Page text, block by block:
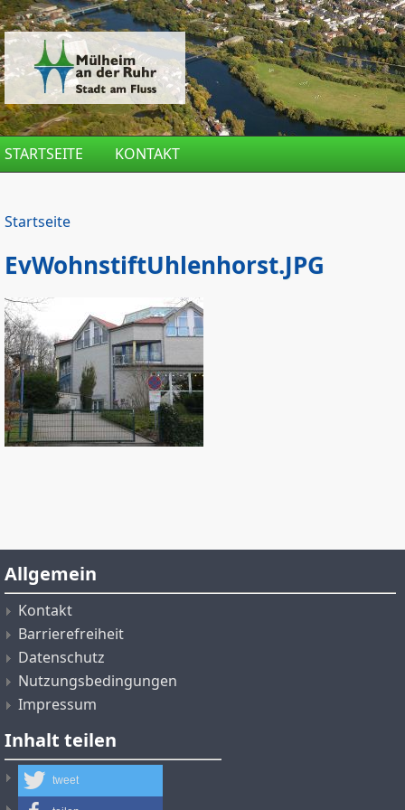
Direkt zum Inhalt
STARTSEITE KONTAKT
Startseite
EvWohnstiftUhlenhorst.JPG
Allgemein
Kontakt
Barrierefreiheit
Datenschutz
Nutzungsbedingungen
Impressum
Inhalt teilen
tweet